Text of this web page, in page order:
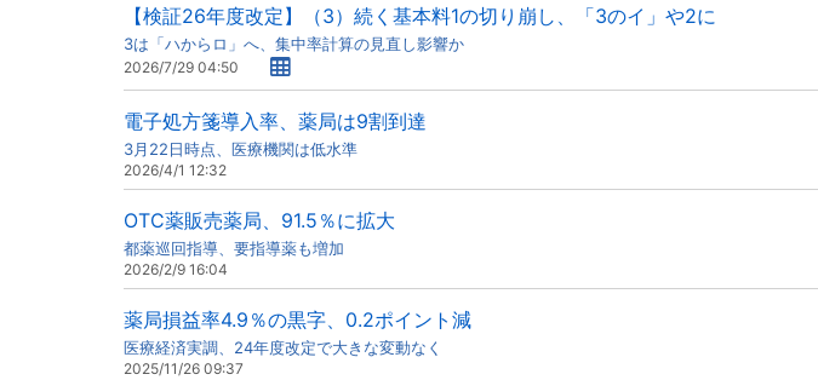
【検証26年度改定】（3）続く基本料1の切り崩し、「3のイ」や2に
3は「ハからロ」へ、集中率計算の見直し影響か
2026/7/29 04:50
電子処方箋導入率、薬局は9割到達
3月22日時点、医療機関は低水準
2026/4/1 12:32
OTC薬販売薬局、91.5％に拡大
都薬巡回指導、要指導薬も増加
2026/2/9 16:04
薬局損益率4.9％の黒字、0.2ポイント減
医療経済実調、24年度改定で大きな変動なく
2025/11/26 09:37